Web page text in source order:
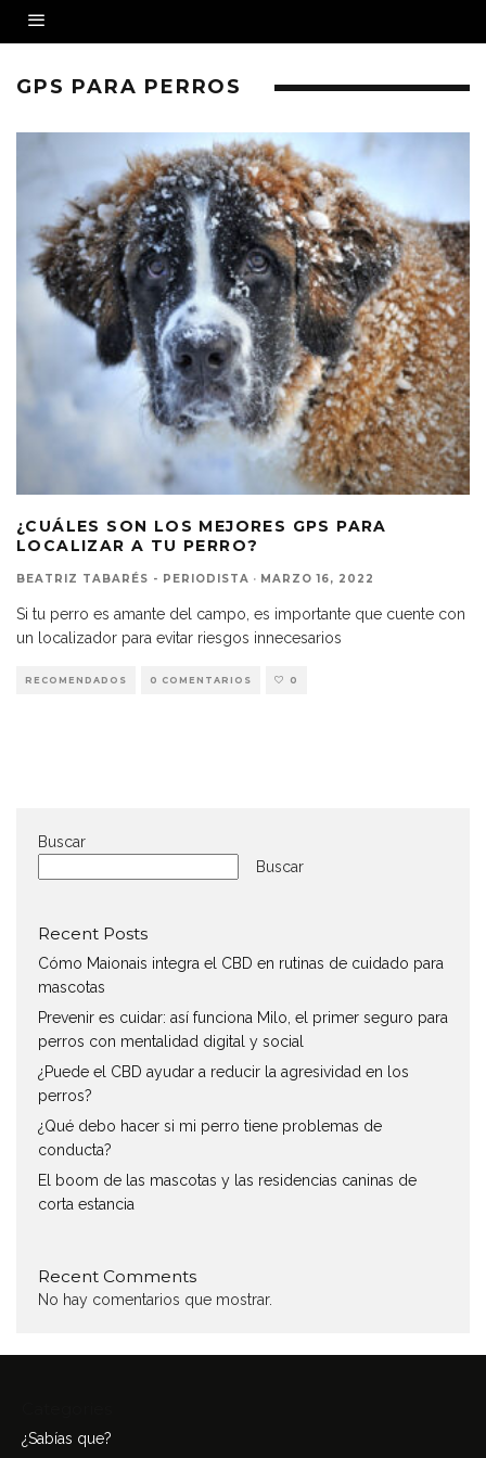
GPS PARA PERROS
¿CUÁLES SON LOS MEJORES GPS PARA
LOCALIZAR A TU PERRO?
BEATRIZ TABARÉS - PERIODISTA · MARZO 16, 2022
Si tu perro es amante del campo, es importante que cuente con
un localizador para evitar riesgos innecesarios
RECOMENDADOS 0 COMENTARIOS 0
Buscar
Buscar
Recent Posts
Cómo Maionais integra el CBD en rutinas de cuidado para
mascotas
Prevenir es cuidar: así funciona Milo, el primer seguro para
perros con mentalidad digital y social
¿Puede el CBD ayudar a reducir la agresividad en los
perros?
¿Qué debo hacer si mi perro tiene problemas de
conducta?
El boom de las mascotas y las residencias caninas de
corta estancia
Recent Comments
No hay comentarios que mostrar.
¿Sabías que?